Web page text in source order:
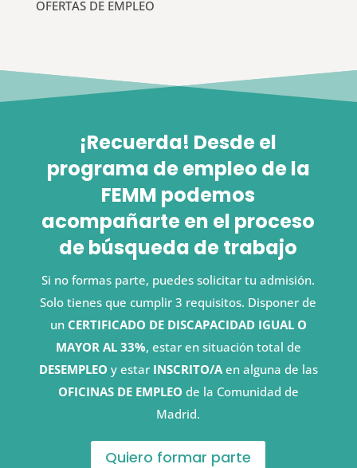
OFERTAS DE EMPLEO
¡Recuerda! Desde el
programa de empleo de la
FEMM podemos
acompañarte en el proceso
de búsqueda de trabajo
Si no formas parte, puedes solicitar tu admisión.
Solo tienes que cumplir 3 requisitos. Disponer de
un CERTIFICADO DE DISCAPACIDAD IGUAL O
MAYOR AL 33%, estar en situación total de
DESEMPLEO y estar INSCRITO/Aen alguna de las
OFICINAS DE EMPLEO de la Comunidad de
Madrid.
Quiero formar parte